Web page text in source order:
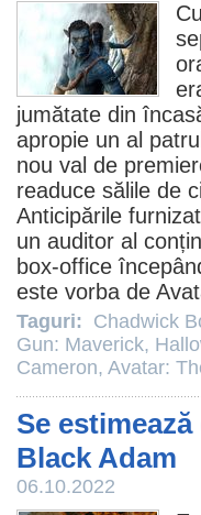
jumătate din
apropie un al
nou val de
readuce sălile de
Anticipările
un auditor al
box-office
este vorba de
Taguri: Chadwick
Gun: Maverick,
Cameron, Avatar:
Se
Black Adam
06.10.2022